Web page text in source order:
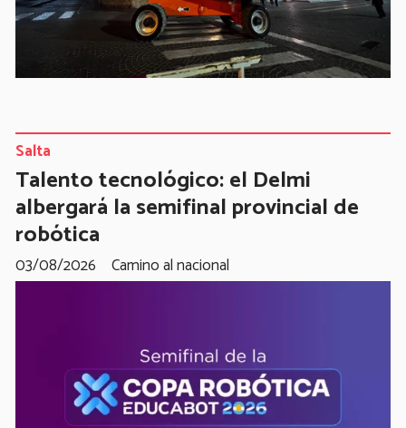
Talento tecnológico: el Delmi
albergará la semifinal provincial de
robótica
Camino al nacional
Salta
03/08/2026